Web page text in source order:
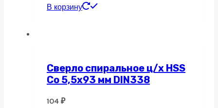
В корзину
Сверло спиральное ц/х HSS
Co 5,5х93 мм DIN338
104 ₽